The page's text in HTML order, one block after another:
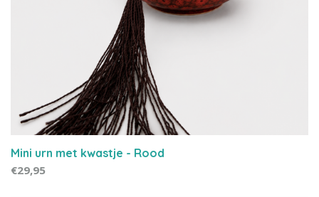
Mini urn met kwastje - Rood
€29,95